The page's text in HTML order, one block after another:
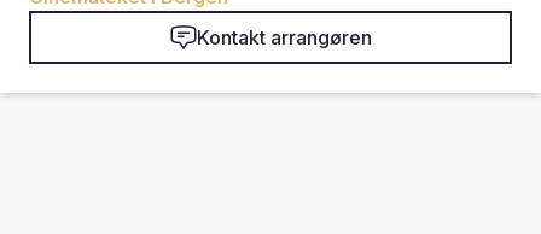
Kontakt arrangøren